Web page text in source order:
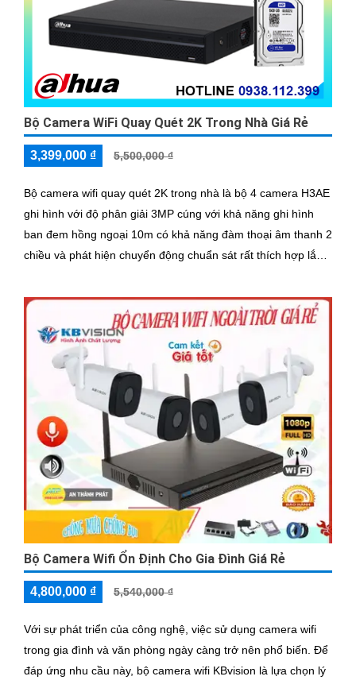
Bộ Camera WiFi Quay Quét 2K Trong Nhà Giá Rẻ
3,399,000 ₫ 5,500,000 ₫
Bộ camera wifi quay quét 2K trong nhà là bộ 4 camera H3AE
ghi hình với độ phân giải 3MP cúng với khả năng ghi hình
ban đem hồng ngoại 10m có khả năng đàm thoại âm thanh 2
chiều và phát hiện chuyển động chuẩn sát rất thích hợp lắp
cầu camera vừa có thể giám sát đêm vừa có thể đàm thoại
được âm thanh 2 chiều.
Bộ Camera Wifi Ổn Định Cho Gia Đình Giá Rẻ
4,800,000 ₫ 5,540,000 ₫
Với sự phát triển của công nghệ, việc sử dụng camera wifi
trong gia đình và văn phòng ngày càng trở nên phổ biến. Để
đáp ứng nhu cầu này, bộ camera wifi KBvision là lựa chọn lý